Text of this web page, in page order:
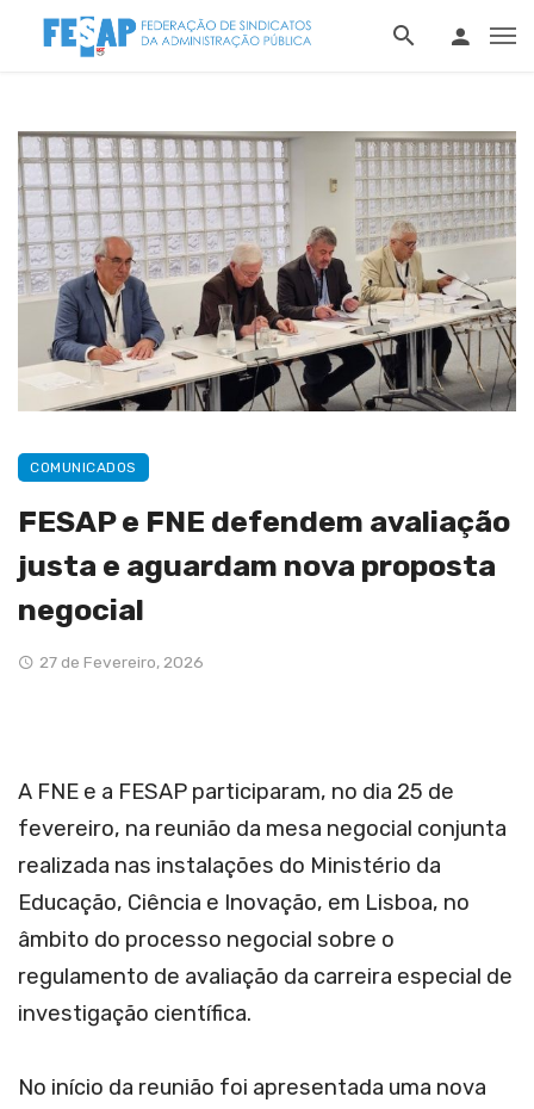
COMUNICADOS
FESAP e FNE defendem avaliação
justa e aguardam nova proposta
negocial
27 de Fevereiro, 2026
A FNE e a FESAP participaram, no dia 25 de
fevereiro, na reunião da mesa negocial conjunta
realizada nas instalações do Ministério da
Educação, Ciência e Inovação, em Lisboa, no
âmbito do processo negocial sobre o
regulamento de avaliação da carreira especial de
investigação científica.
No início da reunião foi apresentada uma nova